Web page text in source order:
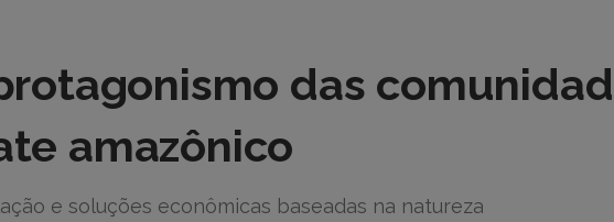
das
amazônico
e soluções econômicas baseadas na natureza